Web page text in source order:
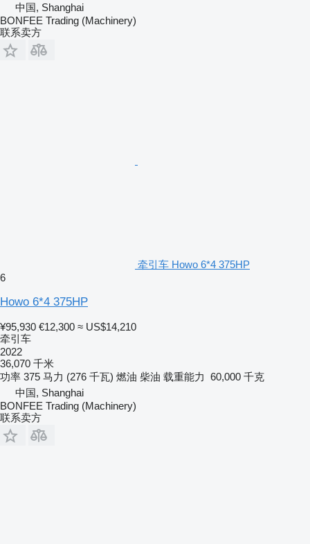
中国, Shanghai
BONFEE Trading (Machinery)
联系卖方
牵引车 Howo 6*4 375HP
6
Howo 6*4 375HP
¥95,930 €12,300 ≈ US$14,210
牵引车
2022
36,070 千米
功率 375 马力 (276 千瓦) 燃油 柴油 载重能力 60,000 千克
中国, Shanghai
BONFEE Trading (Machinery)
联系卖方